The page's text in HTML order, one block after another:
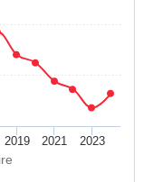
2019 2021 2023